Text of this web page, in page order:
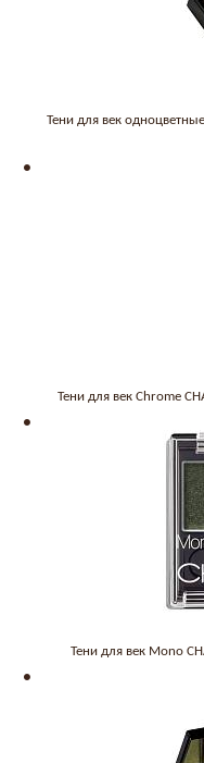
Тени для век
Тени для век Chrome
Тени для век Mono